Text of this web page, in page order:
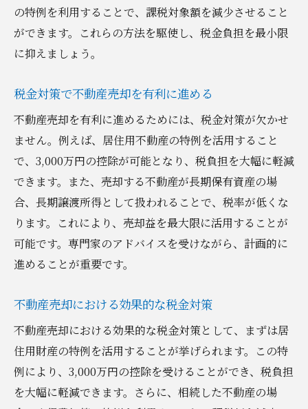
の特例を利用することで、課税対象額を減少させること
ができます。これらの方法を駆使し、税金負担を最小限
に抑えましょう。
税金対策で不動産売却を有利に進める
不動産売却を有利に進めるためには、税金対策が欠かせ
ません。例えば、居住用不動産の特例を活用すること
で、3,000万円の控除が可能となり、税負担を大幅に軽減
できます。また、売却する不動産が長期保有資産の場
合、長期譲渡所得として扱われることで、税率が低くな
ります。これにより、売却益を最大限に活用することが
可能です。専門家のアドバイスを受けながら、計画的に
進めることが重要です。
不動産売却における効果的な税金対策
不動産売却における効果的な税金対策として、まずは居
住用財産の特例を活用することが挙げられます。この特
例により、3,000万円の控除を受けることができ、税負担
を大幅に軽減できます。さらに、相続した不動産の場